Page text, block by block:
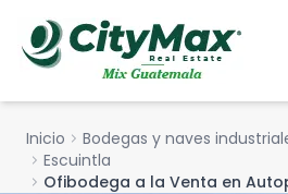
Inicio chevron_right Bodegas y naves
chevron_right Escuintla
chevron_right Ofibodega a la Venta en